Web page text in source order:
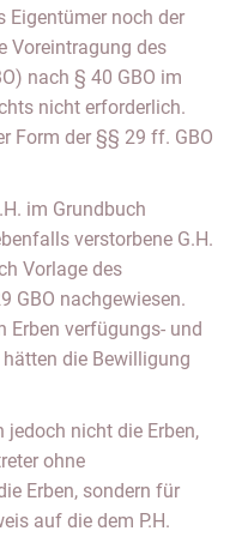
Eigentümer noch der
Voreintragung des
nach § 40 GBO im
nicht erforderlich.
Form der §§ 29 ff. GBO
im Grundbuch
verstorbene G.H.
Vorlage des
GBO nachgewiesen.
Erben verfügungs- und
die Bewilligung
jedoch nicht die Erben,
ohne
Erben, sondern für
auf die dem P.H.